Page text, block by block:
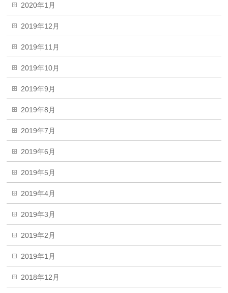
2020年1月
2019年12月
2019年11月
2019年10月
2019年9月
2019年8月
2019年7月
2019年6月
2019年5月
2019年4月
2019年3月
2019年2月
2019年1月
2018年12月